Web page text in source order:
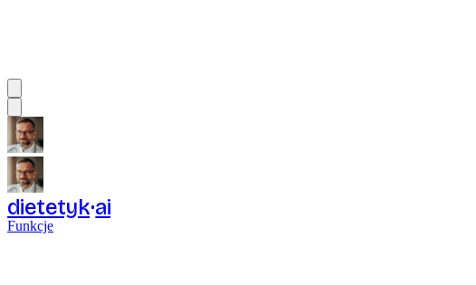
dietetyk ai
Funkcje